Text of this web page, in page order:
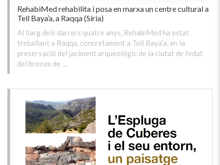
RehabiMed rehabilita i posa en marxa un centre cultural a
Tell Baya’a, a Raqqa (Síria)
Al llarg dels darrers quatre anys, RehabiMed ha estat
treballant a Raqqa, concretament a Tell Baya’a, en la
preservació del jaciment arqueològic de la ciutat de l’edat
del bronze de …